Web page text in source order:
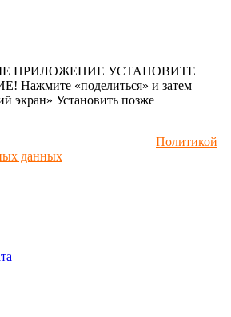
ПРИЛОЖЕНИЕ УСТАНОВИТЕ
«поделиться» и затем
экран» Установить позже
Политикой
данных